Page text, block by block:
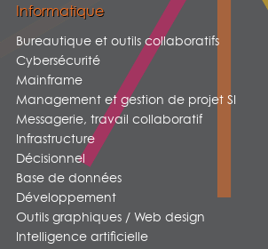
Informatique
Bureautique et outils collaboratifs
Cybersécurité
Mainframe
Management et gestion de projet SI
Messagerie, travail collaboratif
Infrastructure
Décisionnel
Base de données
Développement
Outils graphiques / Web design
Intelligence artificielle